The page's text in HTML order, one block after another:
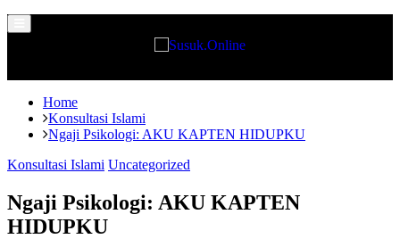
Menu
Home
Konsultasi Islami
Ngaji Psikologi: AKU KAPTEN HIDUPKU
Konsultasi Islami Uncategorized
Ngaji Psikologi: AKU KAPTEN
HIDUPKU